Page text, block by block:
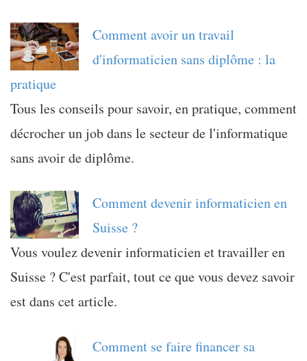
Comment avoir un travail
d'informaticien sans diplôme : la
pratique
Tous les conseils pour savoir, en pratique, comment
décrocher un job dans le secteur de l'informatique
sans avoir de diplôme.
Comment devenir informaticien en
Suisse ?
Vous voulez devenir informaticien et travailler en
Suisse ? C'est parfait, tout ce que vous devez savoir
est dans cet article.
Comment se faire financer sa